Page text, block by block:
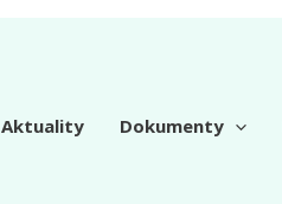
Aktuality Dokumenty